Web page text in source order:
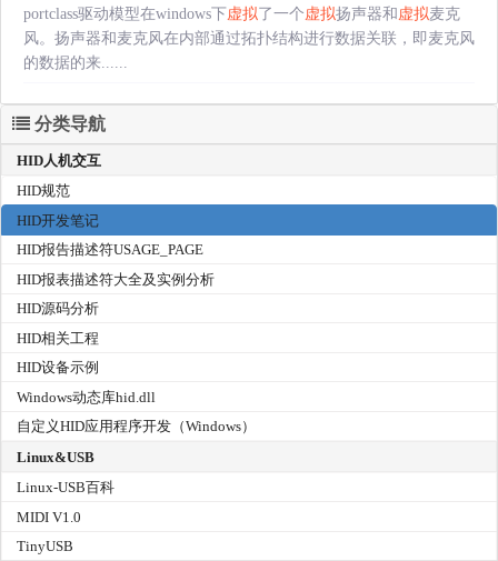
portclass驱动模型在windows下虚拟了一个虚拟扬声器和 虚拟麦克
风。扬声器和麦克风在内部通过拓扑结构进行数据关联，即麦克风
的数据的来......
分类导航
HID人机交互
HID规范
HID开发笔记
HID报告描述符USAGE_PAGE
HID报表描述符大全及实例分析
HID源码分析
HID相关工程
HID设备示例
Windows动态库hid.dll
自定义HID应用程序开发（Windows）
Linux&USB
Linux-USB百科
MIDI V1.0
TinyUSB